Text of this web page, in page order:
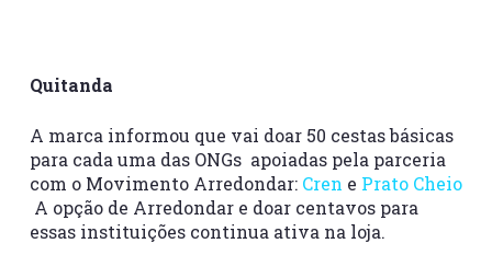
Quitanda
A marca informou que vai doar 50 cestas básicas
para cada uma das ONGs apoiadas pela parceria
com o Movimento Arredondar: Cren e Prato Cheio
A opção de Arredondar e doar centavos para
essas instituições continua ativa na loja.